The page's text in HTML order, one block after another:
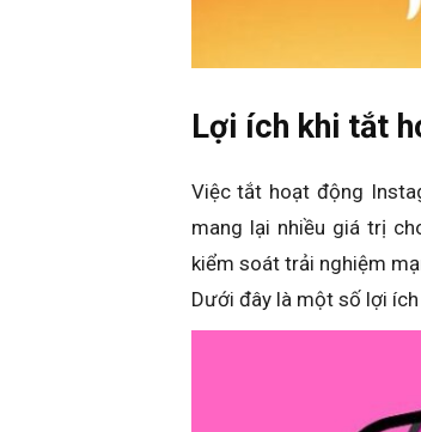
Lợi ích khi tắt
Việc tắt hoạt động
mang lại nhiều giá trị
kiểm soát trải nghiệm
Dưới đây là một số lợi